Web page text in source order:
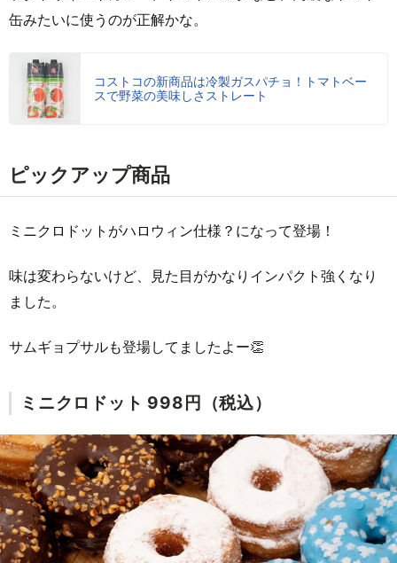
缶みたいに使うのが正解かな。
コストコの新商品は冷製ガスパチョ！トマトベー
スで野菜の美味しさストレート
ピックアップ商品
ミニクロドットがハロウィン仕様？になって登場！
味は変わらないけど、見た目がかなりインパクト強くなり
ました。
サムギョプサルも登場してましたよー👏
ミニクロドット 998円（税込）